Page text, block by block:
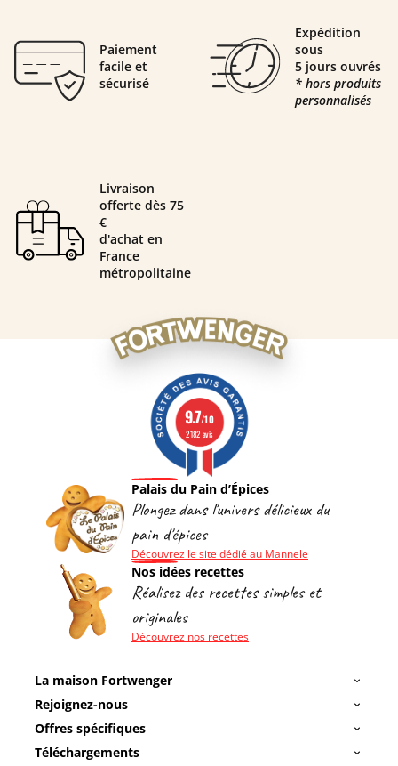
Paiement
facile et
sécurisé
Expédition
sous
5 jours ouvrés
* hors produits
personnalisés
Livraison
offerte dès 75
€
d'achat en
France
métropolitaine
Palais du Pain d’Épices
Plongez dans l'univers délicieux du
pain d'épices
Découvrez le site dédié au Mannele
9.7/10
2182 avis
Nos idées recettes
Réalisez des recettes simples et
originales
Découvrez nos recettes
La maison Fortwenger
Rejoignez-nous
Offres spécifiques
Téléchargements